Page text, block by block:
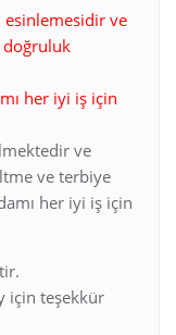
esinlemesidir ve
doğruluk
her iyi iş için
ve
ve terbiye
her iyi iş için
için teşekkür